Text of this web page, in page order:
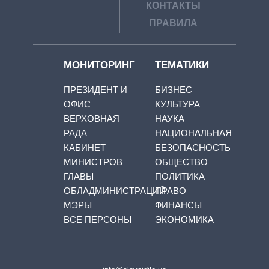
КОНТАКТЫ
ПРАВИЛА
МОНИТОРИНГ
ПРЕЗИДЕНТ И
ОФИС
ВЕРХОВНАЯ
РАДА
КАБИНЕТ
МИНИСТРОВ
ГЛАВЫ
ОБЛАДМИНИСТРАЦИЙ
МЭРЫ
ВСЕ ПЕРСОНЫ
ТЕМАТИКИ
БИЗНЕС
КУЛЬТУРА
НАУКА
НАЦИОНАЛЬНАЯ
БЕЗОПАСНОСТЬ
ОБЩЕСТВО
ПОЛИТИКА
ПРАВО
ФИНАНСЫ
ЭКОНОМИКА